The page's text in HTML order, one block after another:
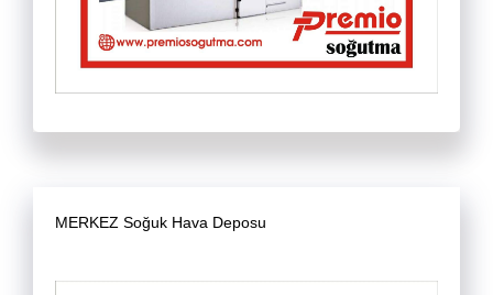
MERKEZ Soğuk Hava Deposu